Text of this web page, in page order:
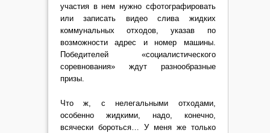
участия в нем нужно сфотографировать
или записать видео слива жидких
коммунальных отходов, указав по
возможности адрес и номер машины.
Победителей «социалистического
соревнования» ждут разнообразные
призы.
Что ж, с нелегальными отходами,
особенно жидкими, надо, конечно,
всячески бороться… У меня же только